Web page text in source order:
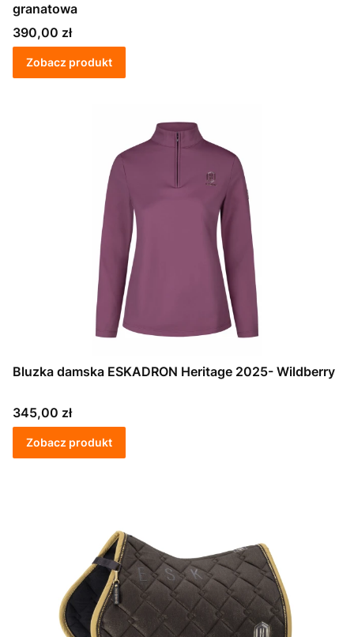
granatowa
Cena
390,00 zł
Zobacz produkt
Bluzka damska ESKADRON Heritage 2025- Wildberry
Cena
345,00 zł
Zobacz produkt